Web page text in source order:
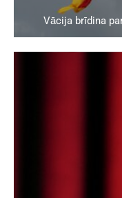
Vācija brīdina